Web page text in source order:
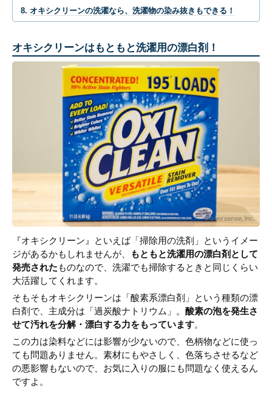
オキシクリーンの洗濯なら、洗濯物の染み抜きもできる！
オキシクリーンはもともと洗濯用の漂白剤！
『オキシクリーン』といえば「掃除用の洗剤」というイメー
ジがあるかもしれませんが、
もともと洗濯用の漂白剤として
発売されたものなので、洗濯でも掃除するときと同じくらい
大活躍してくれます。
そもそもオキシクリーンは「酸素系漂白剤」という種類の漂
白剤で、主成分は「過炭酸ナトリウム」。 酸素の泡を発生さ
せて汚れを分解・漂白する力をもっています。
この力は染料などには影響が少ないので、色柄物などに使っ
ても問題ありません。素材にもやさしく、色落ちさせるなど
の悪影響もないので、お気に入りの服にも問題なく使えるん
ですよ。